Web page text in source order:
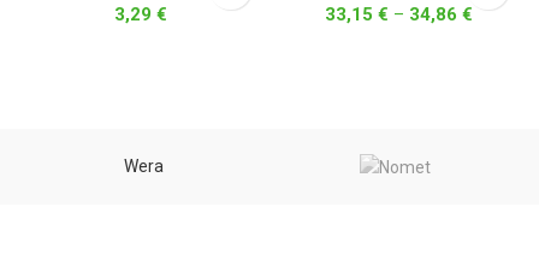
3,29 € 33,15 € – 34,86 €Price
Wera